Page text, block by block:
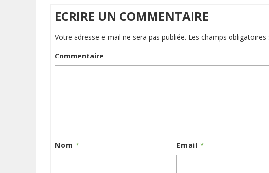
ECRIRE UN COMMENTAIRE
Votre adresse e-mail ne sera pas publiée. Les champs obligatoires
Commentaire
Nom * Email *